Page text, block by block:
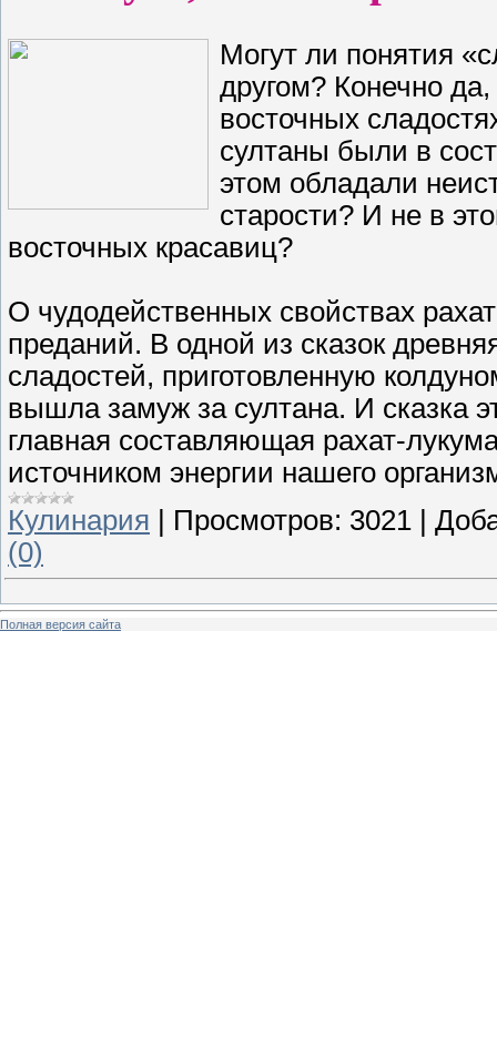
Могут ли понятия
другом? Конечно
восточных
султаны были в
этом обладали
старости? И не в
восточных красавиц?
О чудодейственных свойствах
преданий. В одной из сказок
сладостей, приготовленную
вышла замуж за султана. И сказка
главная составляющая рахат-
источником энергии нашего
Кулинария
Просмотров: 3021
(0)
Полная версия сайта